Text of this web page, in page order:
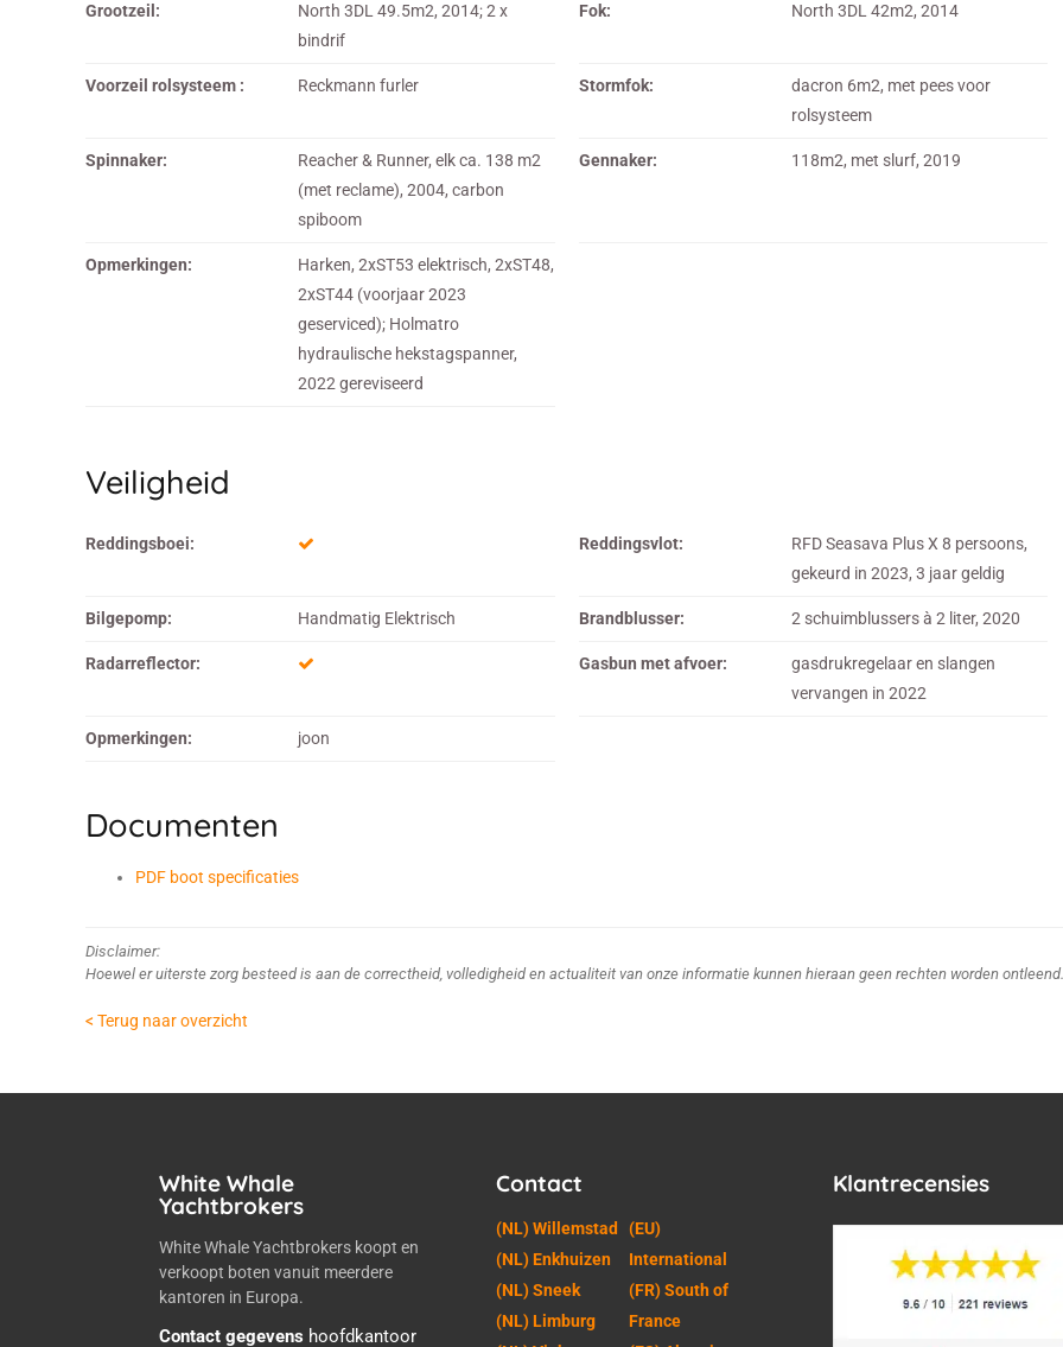
Grootzeil:
North 3DL 49.5m2, 2014; 2 x
bindrif
Fok: North 3DL 42m2, 2014
Voorzeil rolsysteem : Reckmann furler Stormfok:
dacron 6m2, met pees voor
rolsysteem
Spinnaker:
Reacher & Runner, elk ca. 138 m2
(met reclame), 2004, carbon
spiboom
Gennaker: 118m2, met slurf, 2019
Opmerkingen:
Harken, 2xST53 elektrisch, 2xST48,
2xST44 (voorjaar 2023
geserviced); Holmatro
hydraulische hekstagspanner,
2022 gereviseerd
Veiligheid
Reddingsboei: Reddingsvlot:
RFD Seasava Plus X 8 persoons,
gekeurd in 2023, 3 jaar geldig
Bilgepomp: Handmatig Elektrisch Brandblusser: 2 schuimblussers à 2 liter, 2020
Radarreflector: Gasbun met afvoer:
gasdrukregelaar en slangen
vervangen in 2022
Opmerkingen: joon
Documenten
PDF boot specificaties
Disclaimer:
Hoewel er uiterste zorg besteed is aan de correctheid, volledigheid en actualiteit van onze informatie kunnen hieraan geen rechten worden ontleend.
< Terug naar overzicht
White Whale
Yachtbrokers
White Whale Yachtbrokers koopt en
verkoopt boten vanuit meerdere
kantoren in Europa.
Contact gegevens hoofdkantoor
Contact
(NL) Willemstad
(NL) Enkhuizen
(NL) Sneek
(NL) Limburg
(EU)
International
(FR) South of
France
Klantrecensies